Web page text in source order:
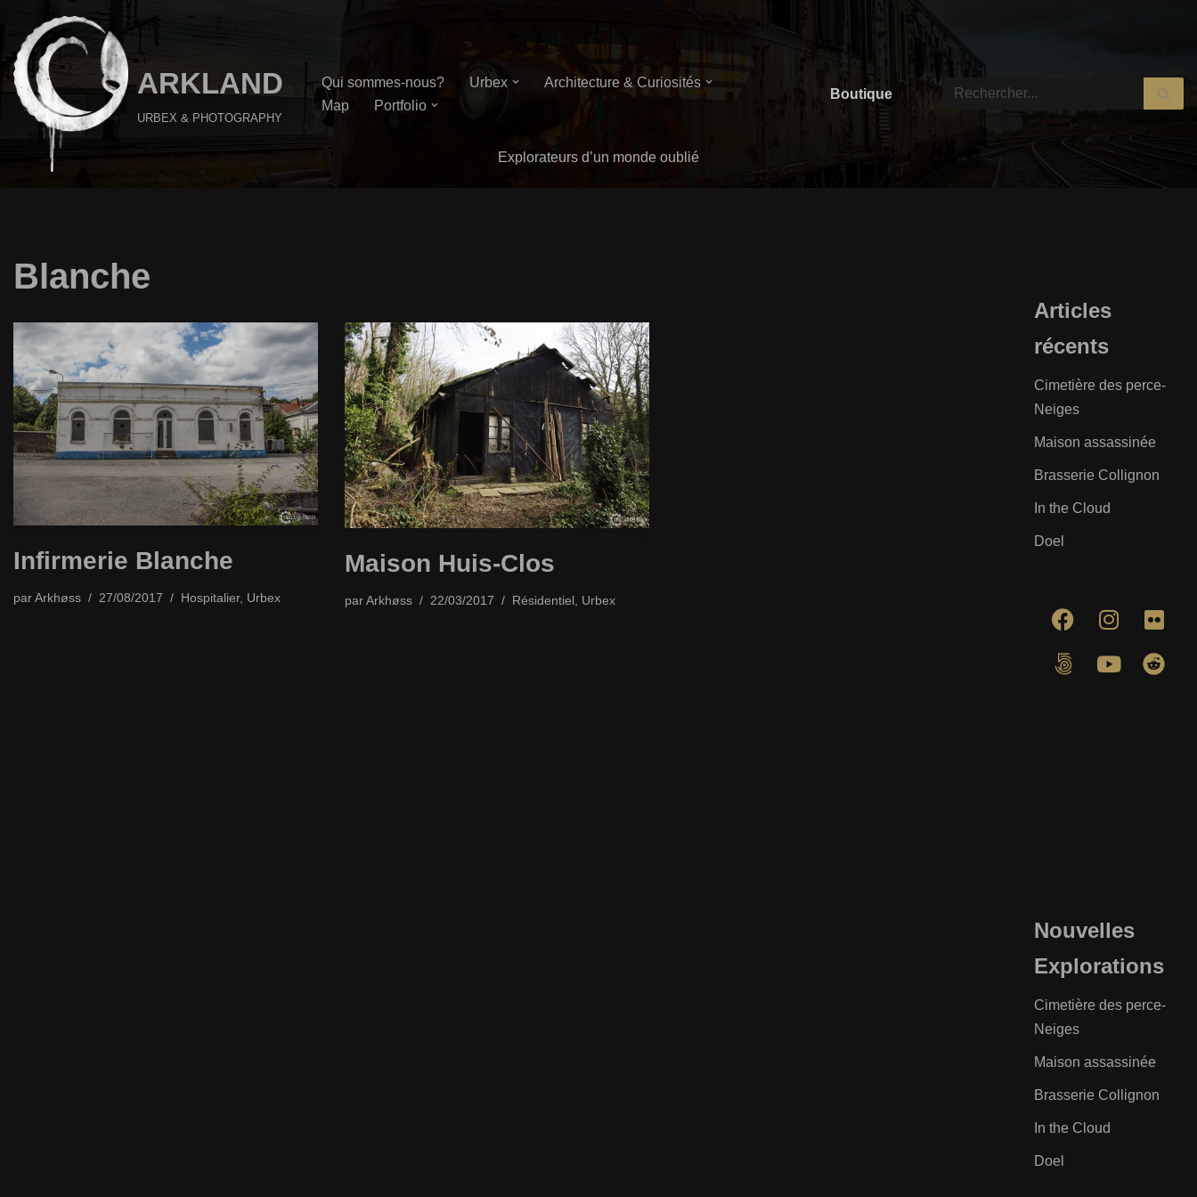
Aller
au
contenu
ARKLAND
URBEX & PHOTOGRAPHY
Qui sommes-nous? Urbex
Architecture & Curiosités
Map
Portfolio
Boutique
Explorateurs d’un monde oublié
Blanche
Infirmerie Blanche
parArkhøss 27/08/2017 Hospitalier, Urbex
Maison Huis-Clos
parArkhøss 22/03/2017 Résidentiel, Urbex
Articles
récents
Cimetière des perce-
Neiges
Maison assassinée
Brasserie Collignon
In the Cloud
Doel
Nouvelles
Explorations
Cimetière des perce-
Neiges
Maison assassinée
Brasserie Collignon
In the Cloud
Doel